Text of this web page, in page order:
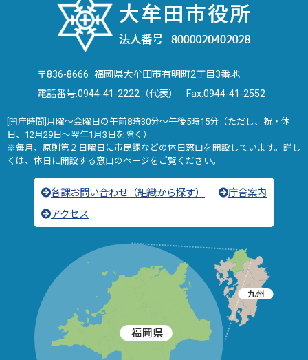
〒836-8666 福岡県大牟田市有明町2丁目3番地
電話番号:0944-41-2222（代表） Fax:0944-41-2552
[開庁時間]月曜～金曜日の午前8時30分～午後5時15分（ただし、祝・休
日、12月29日～翌年1月3日を除く）
※毎月、原則第２日曜日に市民課などの休日窓口を開設しています。詳し
くは、 休日に開設する窓口のページをご覧ください。
各課お問い合わせ（組織から探す）
庁舎案内
アクセス